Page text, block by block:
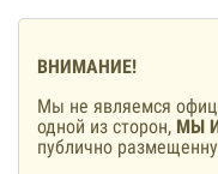
ВНИМАНИЕ!
Мы не являемся
одной из сторон, МЫ
публично